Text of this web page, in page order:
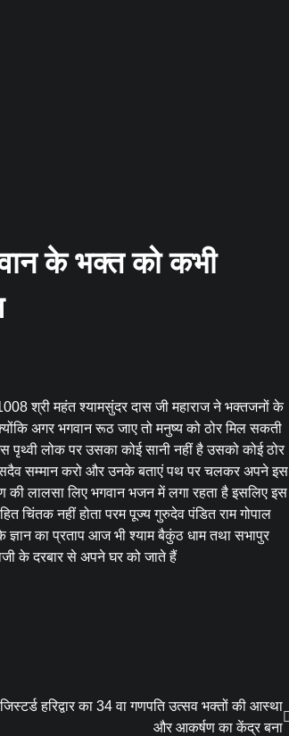
के भक्त को कभी
श्री महंत श्यामसुंदर दास जी महाराज ने भक्तजनों के
अगर भगवान रूठ जाए तो मनुष्य को ठोर मिल सकती
लोक पर उसका कोई सानी नहीं है उसको कोई ठोर
सम्मान करो और उनके बताएं पथ पर चलकर अपने इस
लालसा लिए भगवान भजन में लगा रहता है इसलिए इस
चिंतक नहीं होता परम पूज्य गुरुदेव पंडित राम गोपाल
ज्ञान का प्रताप आज भी श्याम बैकुंठ धाम तथा सभापुर
के दरबार से अपने घर को जाते हैं
हरिद्वार का 34 वा गणपति उत्सव भक्तों की आस्था
और आकर्षण का केंद्र बना